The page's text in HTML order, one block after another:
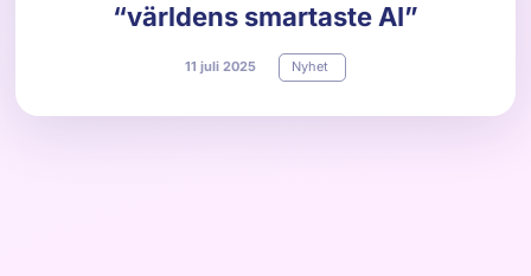
“världens smartaste AI”
11 juli 2025 Nyhet